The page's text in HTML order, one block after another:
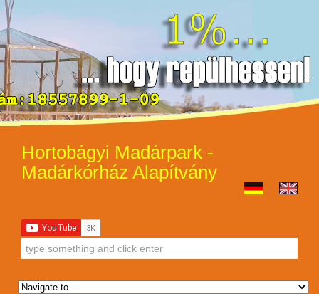
Hortobágyi Madárpark -
Madárkórház Alapítvány